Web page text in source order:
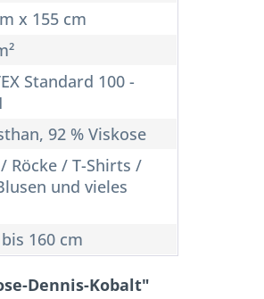
x 155 cm
Standard 100 -
92 % Viskose
Röcke / T-Shirts /
und vieles
160 cm
Dennis-Kobalt"